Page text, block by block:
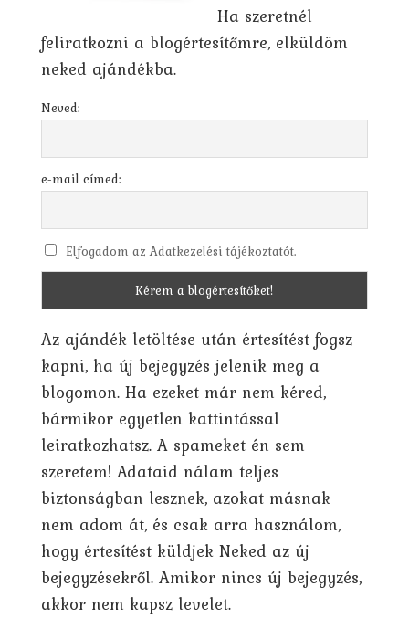
Ha szeretnél
feliratkozni a blogértesítőmre, elküldöm
neked ajándékba.
Neved:
e-mail címed:
Elfogadom az Adatkezelési tájékoztatót.
Az ajándék letöltése után értesítést fogsz
kapni, ha új bejegyzés jelenik meg a
blogomon. Ha ezeket már nem kéred,
bármikor egyetlen kattintással
leiratkozhatsz. A spameket én sem
szeretem! Adataid nálam teljes
biztonságban lesznek, azokat másnak
nem adom át, és csak arra használom,
hogy értesítést küldjek Neked az új
bejegyzésekről. Amikor nincs új bejegyzés,
akkor nem kapsz levelet.